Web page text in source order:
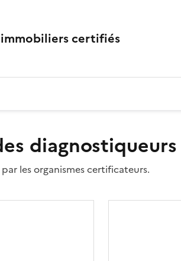
certifiés
les organismes certificateurs.